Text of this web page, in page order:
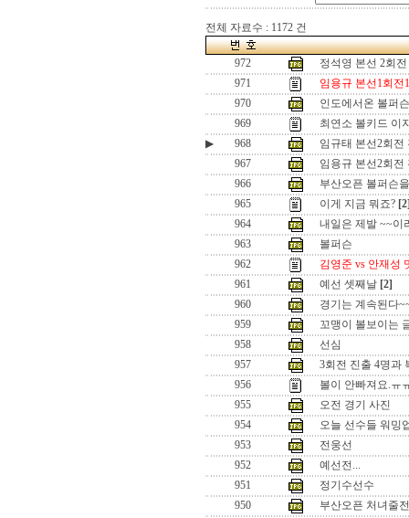
전체 자료수 : 1172 건
972
정석영 본선 2회
971
임용규 본선1회전
970
인도에서온 볼퍼
969
최연소 볼키드 이
▶
968
임규태 본선2회전
967
임용규 본선2회전
966
부산오픈 볼퍼슨
965
이게 지금 뭐죠?
964
내일은 제발 ~~이
963
볼퍼슨
962
김영준 vs 안재성
961
예선 셋째날 [2]
960
경기는 계속된다
959
꼬맹이 볼보이는
958
선심
957
3회전 진출 4명과
956
볼이 안빠져요.ㅠ
955
오전 경기 사진
954
오늘 선수들 워밍
953
전웅선
952
예선전...
951
정기수선수
950
부산오픈 처녀줄